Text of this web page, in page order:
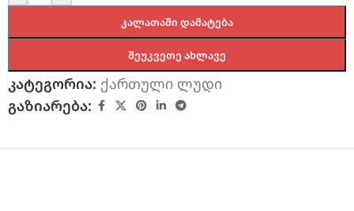
ᲙᲐᲚᲐᲗᲐᲨᲘ ᲓᲐᲛᲐᲢᲔᲑᲐ
ᲨᲔᲣᲙᲕᲔᲗᲔ ᲐᲮᲚᲐᲕᲔ
კატეგორია: ქართული ლუდი
გაზიარება: